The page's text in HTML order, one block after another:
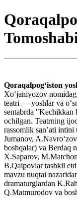
Qoraqalpogʻiston
Xoʻjaniyozov
teatri — yoshlar va
sentabrda
ochilgan. Teatrning
rassomlik sanʼati
Jumanov,
boshqalar) va Berdaq
X.Saparov,
B.Qaipovlar tashkil
mavzu nuqtai
dramaturglardan
Q.Matmurodov va